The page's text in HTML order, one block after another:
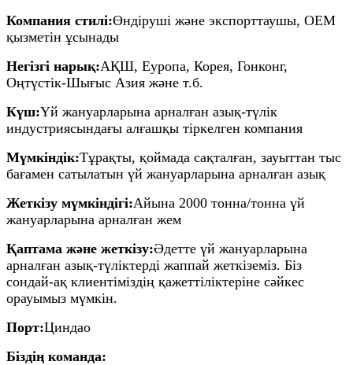
Компания стилі:Өндіруші және экспорттаушы, OEM
қызметін ұсынады
Негізгі нарық:АҚШ, Еуропа, Корея, Гонконг,
Оңтүстік-Шығыс Азия және т.б.
Күш:Үй жануарларына арналған азық-түлік
индустриясындағы алғашқы тіркелген компания
Мүмкіндік:Тұрақты, қоймада сақталған, зауыттан тыс
бағамен сатылатын үй жануарларына арналған азық
Жеткізу мүмкіндігі:Айына 2000 тонна/тонна үй
жануарларына арналған жем
Қаптама және жеткізу:Әдетте үй жануарларына
арналған азық-түліктерді жаппай жеткіземіз. Біз
сондай-ақ клиентіміздің қажеттіліктеріне сәйкес
орауымыз мүмкін.
Порт:Циндао
Біздің команда: